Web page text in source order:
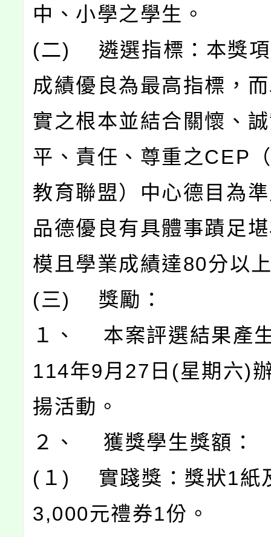
中、小學之學生。
(二) 遴選指標：本獎項
成績優良為最高指標，
實之根本並結合關懷、
平、責任、尊重之CEP
教育聯盟）中心德目為
品德優良有具體事蹟足
模且學業成績達80分以
(三) 獎勵：
１、 本案評選結果產
114年9月27日(星期六)
揚活動。
２、 獲獎學生獎額：
(１) 實踐獎：獎狀1紙
3,000元禮券1份。